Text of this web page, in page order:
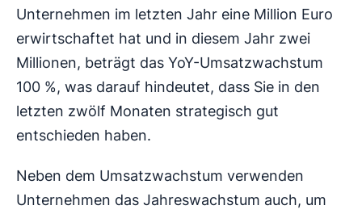
Unternehmen im letzten Jahr eine Million Euro
erwirtschaftet hat und in diesem Jahr zwei
Millionen, beträgt das YoY-Umsatzwachstum
100 %, was darauf hindeutet, dass Sie in den
letzten zwölf Monaten strategisch gut
entschieden haben.
Neben dem Umsatzwachstum verwenden
Unternehmen das Jahreswachstum auch, um